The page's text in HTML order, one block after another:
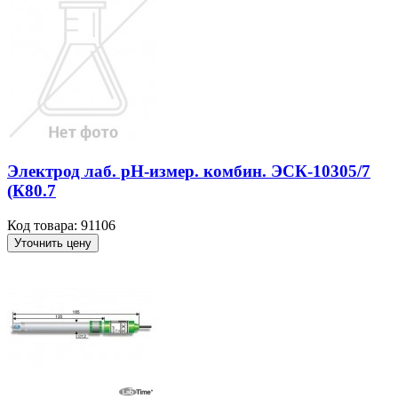
Электрод лаб. рН-измер. комбин. ЭСК-10305/7
(К80.7
Код товара: 91106
Уточнить цену